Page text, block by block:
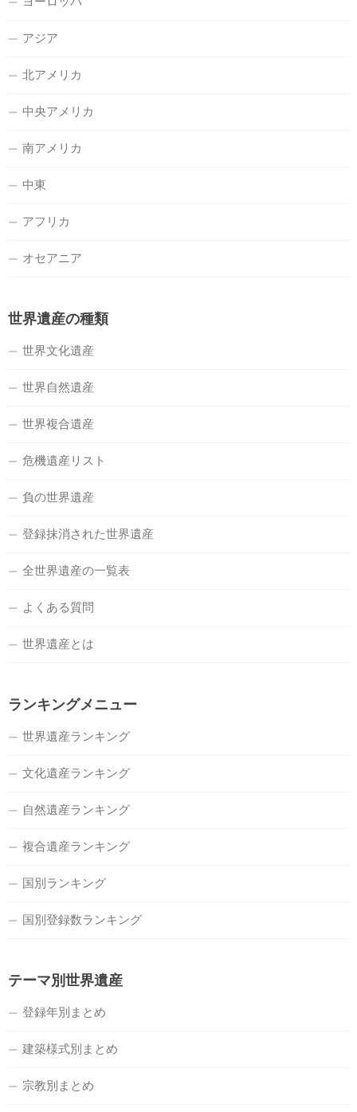
アジア
北アメリカ
中央アメリカ
南アメリカ
中東
アフリカ
オセアニア
世界遺産の種類
世界文化遺産
世界自然遺産
世界複合遺産
危機遺産リスト
負の世界遺産
登録抹消された世界遺産
全世界遺産の一覧表
よくある質問
世界遺産とは
ランキングメニュー
世界遺産ランキング
文化遺産ランキング
自然遺産ランキング
複合遺産ランキング
国別ランキング
国別登録数ランキング
テーマ別世界遺産
登録年別まとめ
建築様式別まとめ
宗教別まとめ